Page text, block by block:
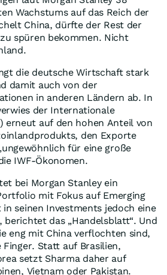
Wachstums auf das Reich der
China, dürfte der Rest der
spüren bekommen. Nicht
die deutsche Wirtschaft stark
damit auch von der
in anderen Ländern ab. In
der Internationale
erneut auf den hohen Anteil von
den Exporte
für eine große
IWF-Ökonomen.
bei Morgan Stanley ein
mit Fokus auf Emerging
seinen Investments jedoch eine
berichtet das „Handelsblatt“. Und
eng mit China verflochten sind,
Statt auf Brasilien,
setzt Sharma daher auf
Vietnam oder Pakistan.